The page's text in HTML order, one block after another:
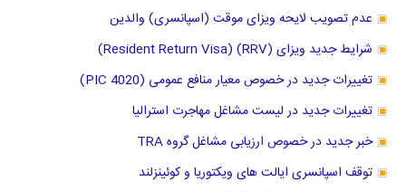
عدم تصویب لایحه ویزای موقت (اسپانسری) والدین
شرایط جدید ویزای (RRV) (Resident Return Visa)
تغییرات جدید در خصوص معیار منافع عمومی (PIC 4020)
تغییرات جدید در لیست مشاغل مهاجرت استرالیا
خبر جدید در خصوص ارزیابی مشاغل گروه TRA
توقف اسپانسری ایالت های ویکتوریا و کوئینزلند